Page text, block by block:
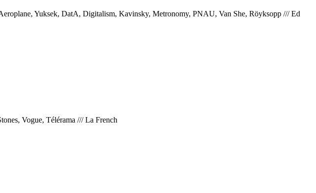
Yuksek, DatA, Digitalism, Kavinsky, Metronomy, PNAU, Van She, Röyksopp ///Ed
Vogue, Télérama ///La French